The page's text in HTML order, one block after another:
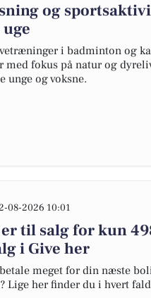
og
i badminton og
med fokus på natur og
unge og voksne.
08-2026 10:01
til salg for kun
i Give her
meget for din næste
Lige her finder du i hvert